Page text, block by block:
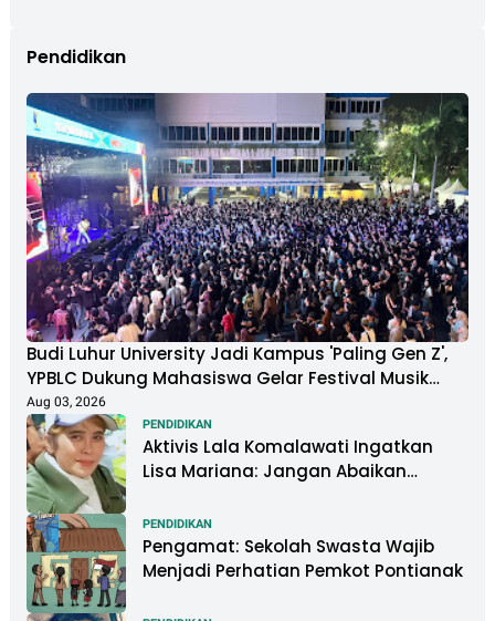
Pendidikan
Budi Luhur University Jadi Kampus 'Paling Gen Z',
YPBLC Dukung Mahasiswa Gelar Festival Musik
Berkapasitas Ribuan Penonton
Aug 03, 2026
PENDIDIKAN
Aktivis Lala Komalawati Ingatkan
Lisa Mariana: Jangan Abaikan
DNA
PENDIDIKAN
Pengamat: Sekolah Swasta Wajib
Menjadi Perhatian Pemkot Pontianak